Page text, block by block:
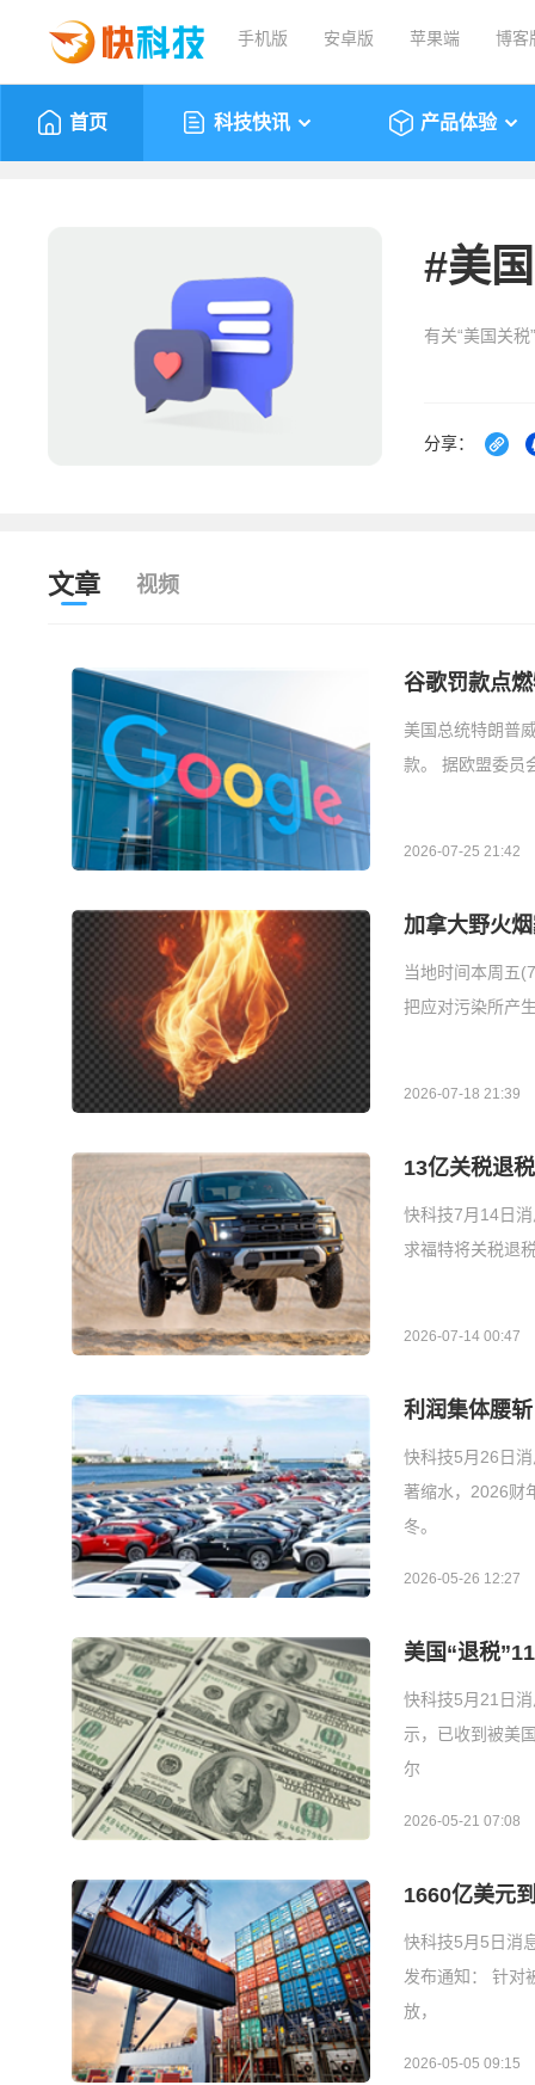
手机版 安卓版 苹果端 博客
首页 科技快讯 产品体验
#美
有关“美国关
分享：
文章 视频
谷歌罚款点
美国总统特朗普
款。 据欧盟委员
2026-07-25 21:42
加拿大野火
当地时间本周五
把应对污染所产
2026-07-18 21:39
13亿关税退
快科技7月14日
求福特将关税退
2026-07-14 00:47
利润集体腰
快科技5月26日
著缩水，2026财
冬。
2026-05-26 12:27
美国“退税
快科技5月21日
示，已收到被美
尔
2026-05-21 07:08
1660亿美元
快科技5月5日消
发布通知： 针对
放，
2026-05-05 09:15